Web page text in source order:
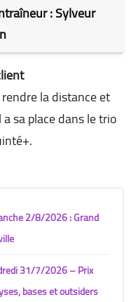
: Sylveur
la distance et
sa place dans le trio
2/8/2026 : Grand
31/7/2026 – Prix
bases et outsiders